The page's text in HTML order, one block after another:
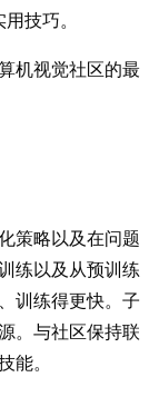
技巧。
机视觉社区的最
策略以及在问题
练以及从预训练
训练得更快。子
。与社区保持联
能。